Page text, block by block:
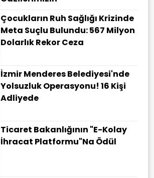
Çocukların Ruh Sağlığı Krizinde
Meta Suçlu Bulundu: 567 Milyon
Dolarlık Rekor Ceza
İzmir Menderes Belediyesi'nde
Yolsuzluk Operasyonu! 16 Kişi
Adliyede
Ticaret Bakanlığının "E-Kolay
İhracat Platformu"na Ödül